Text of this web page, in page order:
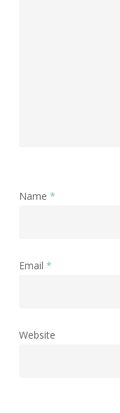
Name *
Email *
Website